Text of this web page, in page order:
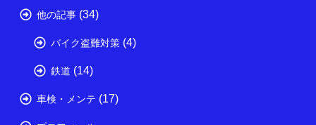
他の記事 (34)
バイク盗難対策 (4)
鉄道 (14)
車検・メンテ (17)